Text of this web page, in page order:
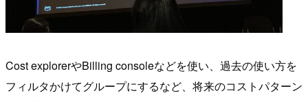
Cost explorerやBilling consoleなどを使い、過去の使い方を
フィルタかけてグループにするなど、将来のコストパターン